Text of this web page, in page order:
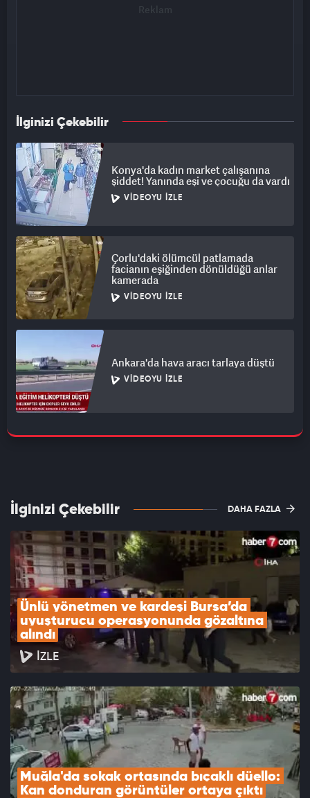
İlginizi Çekebilir
Konya'da kadın market çalışanına
şiddet! Yanında eşi ve çocuğu da vardı
VIDEOYU İZLE
Çorlu'daki ölümcül patlamada
facianın eşiğinden dönüldüğü anlar
kamerada
VIDEOYU İZLE
Ankara'da hava aracı tarlaya düştü
VIDEOYU İZLE
İlginizi Çekebilir DAHA FAZLA
Ünlü yönetmen ve kardeşi Bursa’da
uyuşturucu operasyonunda gözaltına
alındı
İZLE
Muğla'da sokak ortasında bıçaklı düello:
Kan donduran görüntüler ortaya çıktı